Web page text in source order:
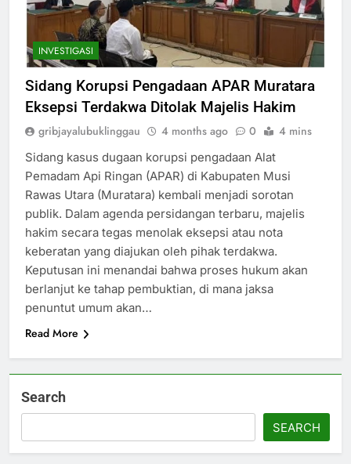
INVESTIGASI
Sidang Korupsi Pengadaan APAR Muratara
Eksepsi Terdakwa Ditolak Majelis Hakim
gribjayalubuklinggau 4 months ago 0 4 mins
Sidang kasus dugaan korupsi pengadaan Alat
Pemadam Api Ringan (APAR) di Kabupaten Musi
Rawas Utara (Muratara) kembali menjadi sorotan
publik. Dalam agenda persidangan terbaru, majelis
hakim secara tegas menolak eksepsi atau nota
keberatan yang diajukan oleh pihak terdakwa.
Keputusan ini menandai bahwa proses hukum akan
berlanjut ke tahap pembuktian, di mana jaksa
penuntut umum akan…
Read More
Search
SEARCH